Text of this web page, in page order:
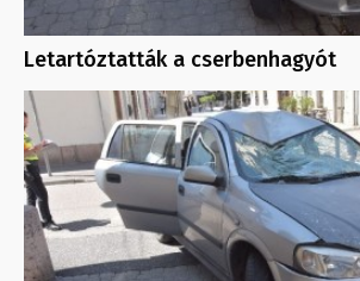
Letartóztatták a cserbenhagyót